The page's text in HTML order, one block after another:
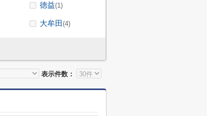
徳益(1)
大牟田(4)
表示件数：